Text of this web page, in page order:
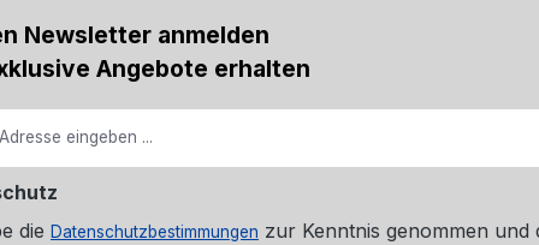
Newsletter anmelden
Angebote erhalten
die Datenschutzbestimmungen zur Kenntnis genommen und